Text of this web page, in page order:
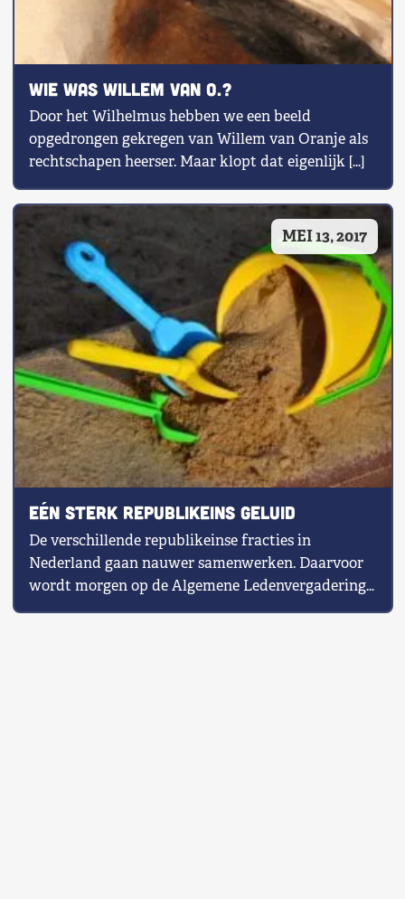
Wie was Willem van O.?
Door het Wilhelmus hebben we een beeld
opgedrongen gekregen van Willem van Oranje als
rechtschapen heerser. Maar klopt dat eigenlijk […]
MEI 13, 2017
Eén sterk republikeins geluid
De verschillende republikeinse fracties in
Nederland gaan nauwer samenwerken. Daarvoor
wordt morgen op de Algemene Ledenvergadering
van het Nieuw Republikeins […]